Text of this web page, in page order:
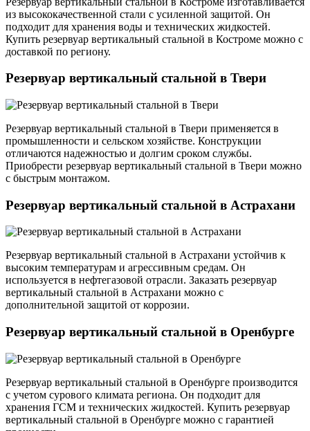
из высококачественной стали с усиленной защитой. Он
подходит для хранения воды и технических жидкостей.
Купить резервуар вертикальный стальной в Костроме можно с
доставкой по региону.
Резервуар вертикальный стальной в Твери
Резервуар вертикальный стальной в Твери применяется в
промышленности и сельском хозяйстве. Конструкции
отличаются надежностью и долгим сроком службы.
Приобрести резервуар вертикальный стальной в Твери можно
с быстрым монтажом.
Резервуар вертикальный стальной в Астрахани
Резервуар вертикальный стальной в Астрахани устойчив к
высоким температурам и агрессивным средам. Он
используется в нефтегазовой отрасли. Заказать резервуар
вертикальный стальной в Астрахани можно с
дополнительной защитой от коррозии.
Резервуар вертикальный стальной в Оренбурге
Резервуар вертикальный стальной в Оренбурге производится
с учетом сурового климата региона. Он подходит для
хранения ГСМ и технических жидкостей. Купить резервуар
вертикальный стальной в Оренбурге можно с гарантией